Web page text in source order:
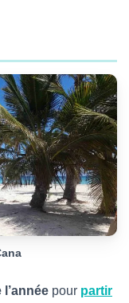
pour partir